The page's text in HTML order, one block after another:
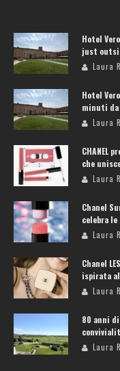
Hotel
just
Laura
Hotel
minuti da
Laura
CHANEL
che
Laura
Chanel
celebra
Laura
Chanel
ispirata
Laura
80 anni
Laura